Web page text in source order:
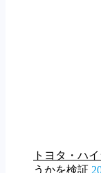
トヨタ・ハ
うかを検証